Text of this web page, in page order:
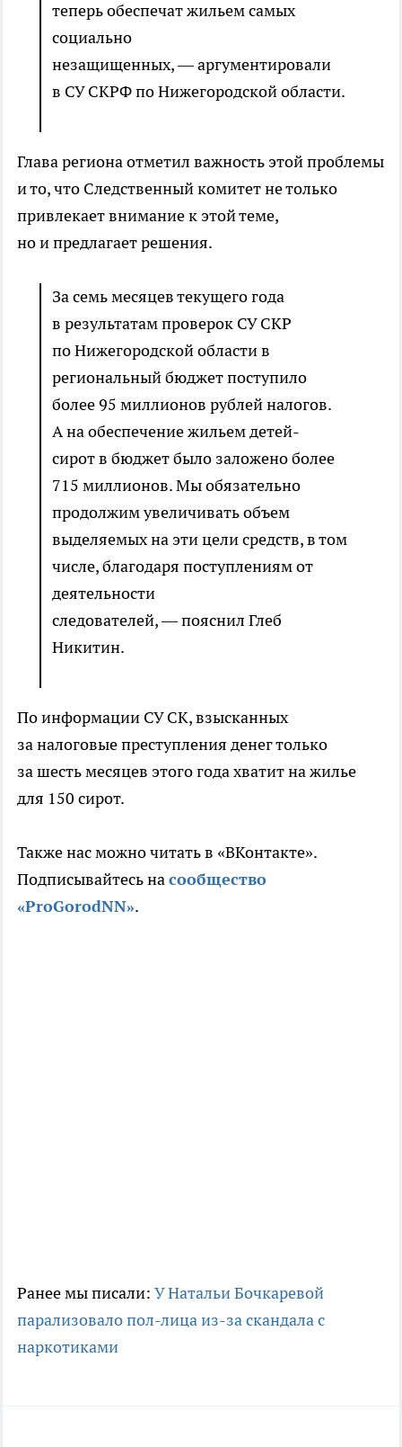
теперь обеспечат жильем самых
социально
незащищенных, — аргументировали
в СУ СКРФ по Нижегородской области.
Глава региона отметил важность этой проблемы
и то, что Следственный комитет не только
привлекает внимание к этой теме,
но и предлагает решения.
За семь месяцев текущего года
в результатам проверок СУ СКР
по Нижегородской области в
региональный бюджет поступило
более 95 миллионов рублей налогов.
А на обеспечение жильем детей-
сирот в бюджет было заложено более
715 миллионов. Мы обязательно
продолжим увеличивать объем
выделяемых на эти цели средств, в том
числе, благодаря поступлениям от
деятельности
следователей, — пояснил Глеб
Никитин.
По информации СУ СК, взысканных
за налоговые преступления денег только
за шесть месяцев этого года хватит на жилье
для 150 сирот.
Также нас можно читать в «ВКонтакте».
Подписывайтесь насообщество
«ProGorodNN».
Ранее мы писали: У Натальи Бочкаревой
парализовало пол-лица из-за скандала с
наркотиками